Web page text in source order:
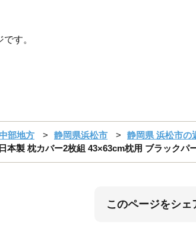
す。
部地方 静岡県浜松市
静岡県 浜松市の
本製 枕カバー2枚組 43×63cm枕用 ブラック
このページをシェ